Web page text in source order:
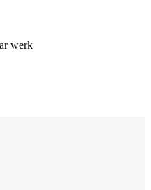
werk